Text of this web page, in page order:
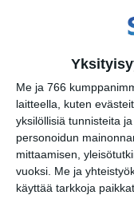
Me ja 766
laitteella, kuten
yksilöllisiä tunnisteita
personoidun
mittaamisen,
vuoksi. Me ja
käyttää tarkkoja
su 9.8.2026 klo
Sointi
mare
su
Euroopasta
su 9.8.2026 klo
Etno-